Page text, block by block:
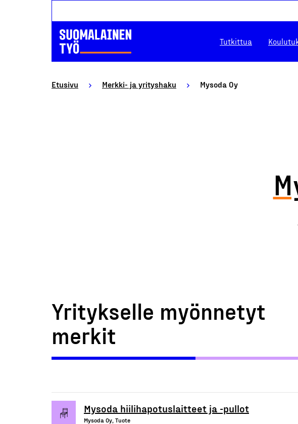
Tutkittua
Etusivu Merkki- ja yrityshaku Mysoda Oy
Yritykselle myönnetyt
merkit
Mysoda hiilihapotuslaitteet ja -pullot
Mysoda Oy, Tuote